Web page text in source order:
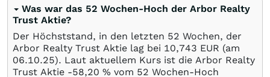
Was war das 52 Wochen-Hoch der Arbor Realty
Trust Aktie?
Der Höchststand, in den letzten 52 Wochen, der
Arbor Realty Trust Aktie lag bei 10,743 EUR (am
06.10.25). Laut aktuellem Kurs ist die Arbor Realty
Trust Aktie -58,20 % vom 52 Wochen-Hoch